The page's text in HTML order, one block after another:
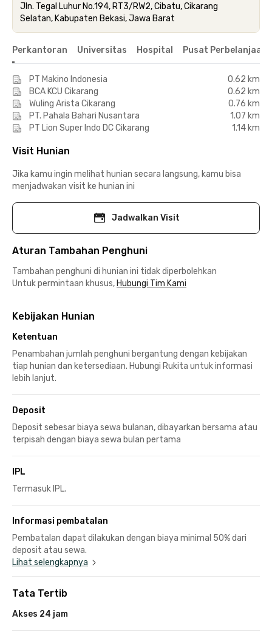
Jln. Tegal Luhur No.194, RT3/RW2, Cibatu, Cikarang
Selatan, Kabupaten Bekasi, Jawa Barat
Perkantoran Universitas Hospital Pusat Perbelanjaan
PT Makino Indonesia
0.62 km
BCA KCU Cikarang
0.62 km
Wuling Arista Cikarang
0.76 km
PT. Pahala Bahari Nusantara
1.07 km
PT Lion Super Indo DC Cikarang
1.14 km
Visit Hunian
Jika kamu ingin melihat hunian secara langsung, kamu bisa
menjadwakan visit ke hunian ini
Jadwalkan Visit
Aturan Tambahan Penghuni
Tambahan penghuni di hunian ini tidak diperbolehkan
Untuk permintaan khusus, Hubungi Tim Kami
Kebijakan Hunian
Ketentuan
Penambahan jumlah penghuni bergantung dengan kebijakan
tiap hunian dan ketersediaan. Hubungi Rukita untuk informasi
lebih lanjut.
Deposit
Deposit sebesar biaya sewa bulanan, dibayarkan bersama atau
terpisah dengan biaya sewa bulan pertama
IPL
Termasuk IPL.
Informasi pembatalan
Pembatalan dapat dilakukan dengan biaya minimal 50% dari
deposit atau sewa.
Lihat selengkapnya
Tata Tertib
Akses 24 jam